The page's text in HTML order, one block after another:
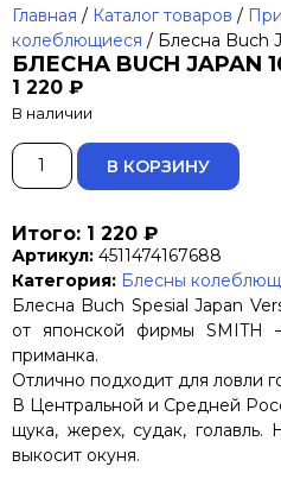
Главная / Каталог товаров /
колеблющиеся / Блесна Buch
БЛЕСНА BUCH JAPAN
1 220 ₽
В наличии
В КОРЗИНУ
Итого: 1 220 ₽
Артикул: 4511474167688
Категория: Блесны
Блесна Buch Spesial Japan
от японской фирмы SMITH –
приманка.
Отлично подходит для ловли
В Центральной и Средней
щука, жерех, судак, голавль.
выкосит окуня.